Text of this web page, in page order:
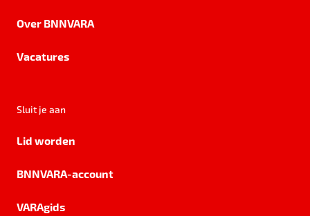
Over BNNVARA
Vacatures
Sluit je aan
Lid worden
BNNVARA-account
VARAgids